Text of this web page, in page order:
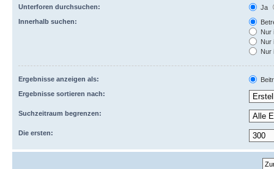
Unterforen durchsuchen:
Ja
Innerhalb suchen:
Nur
Nur
Nur
Ergebnisse anzeigen als:
Ergebnisse sortieren nach:
Suchzeitraum begrenzen:
Die ersten: